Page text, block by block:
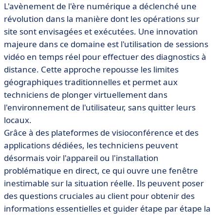
L'avènement de l'ère numérique a déclenché une
révolution dans la manière dont les opérations sur
site sont envisagées et exécutées. Une innovation
majeure dans ce domaine est l'utilisation de sessions
vidéo en temps réel pour effectuer des diagnostics à
distance. Cette approche repousse les limites
géographiques traditionnelles et permet aux
techniciens de plonger virtuellement dans
l'environnement de l'utilisateur, sans quitter leurs
locaux.
Grâce à des plateformes de visioconférence et des
applications dédiées, les techniciens peuvent
désormais voir l'appareil ou l'installation
problématique en direct, ce qui ouvre une fenêtre
inestimable sur la situation réelle. Ils peuvent poser
des questions cruciales au client pour obtenir des
informations essentielles et guider étape par étape la